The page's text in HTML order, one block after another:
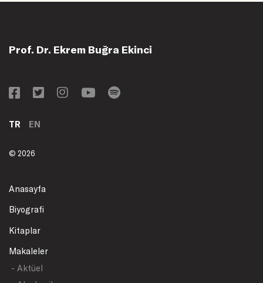
Prof. Dr. Ekrem Buğra Ekinci
TR EN
© 2026
Anasayfa
Biyografi
Kitaplar
Makaleler
- Aktüel